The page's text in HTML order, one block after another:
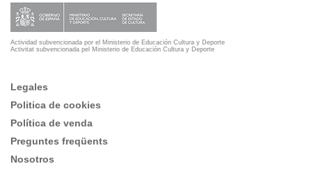
Actividad subvencionada por el Ministerio de Educación Cultura y Deporte
Activitat subvencionada pel Ministerio de Educación Cultura y Deporte
Legales
Politica de cookies
Política de venda
Preguntes freqüents
Nosotros